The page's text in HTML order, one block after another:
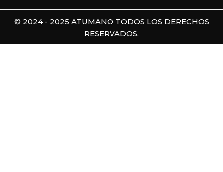
© 2024 - 2025 ATUMANO TODOS LOS DERECHOS
RESERVADOS.